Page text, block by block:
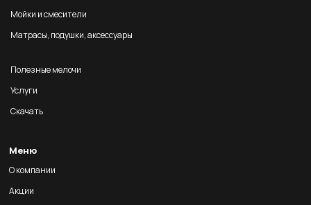
Мойки и смесители
Матрасы, подушки, аксессуары
Полезные мелочи
Услуги
Скачать
Меню
О компании
Акции